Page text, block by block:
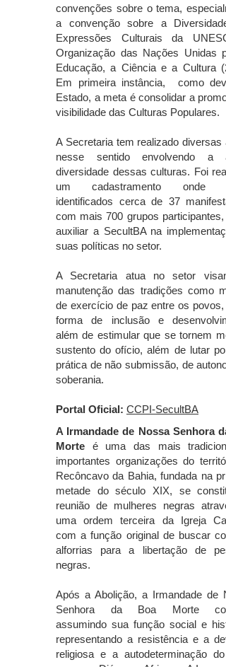
convenções sobre o tema,
a convenção sobre a
Expressões Culturais da
Organização das Nações Unidas
Educação, a Ciência e a Cultura
Em primeira instância, como
Estado, a meta é consolidar a
visibilidade das Culturas Populares.
A Secretaria tem realizado diversas
nesse sentido envolvendo a
diversidade dessas culturas. Foi
um cadastramento onde
identificados cerca de 37
com mais 700 grupos participantes,
auxiliar a SecultBA na
suas políticas no setor.
A Secretaria atua no setor
manutenção das tradições como
de exercício de paz entre os povos,
forma de inclusão e
além de estimular que se tornem
sustento do ofício, além de lutar
prática de não submissão, de
soberania.
Portal Oficial: CCPI-SecultBA
A Irmandade de Nossa Senhora
Morte é uma das mais
importantes organizações do
Recôncavo da Bahia, fundada na
metade do século XIX, se
reunião de mulheres negras
uma ordem terceira da Igreja
com a função original de buscar
alforrias para a libertação de
negras.
Após a Abolição, a Irmandade de
Senhora da Boa Morte
assumindo sua função social e
representando a resistência e a
religiosa e a autodeterminação do